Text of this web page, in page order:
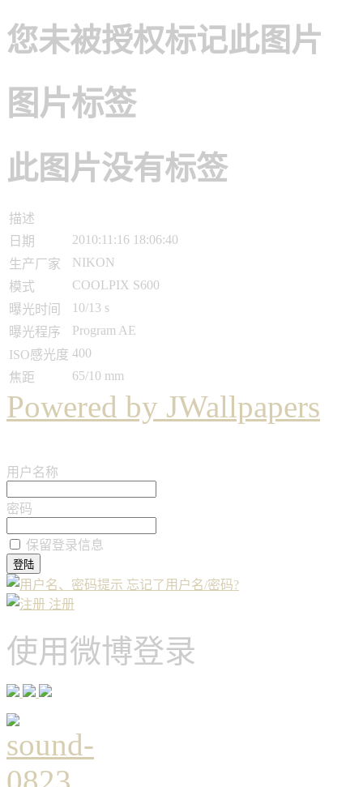
您未被授权标记此图片
图片标签
此图片没有标签
描述
日期
2010:11:16 18:06:40
生产厂家
NIKON
模式
COOLPIX S600
曝光时间
10/13 s
曝光程序
Program AE
ISO感光度 400
焦距
65/10 mm
Powered by JWallpapers
用户名称
密码
保留登录信息
忘记了用户名/密码?
注册
使用微博登录